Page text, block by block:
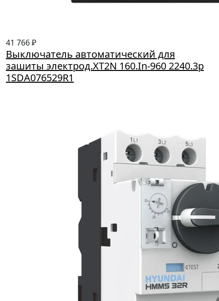
41 766 ₽
Выключатель автоматический для
зашиты электрод.XT2N 160.In-960 2240.3p
1SDA076529R1